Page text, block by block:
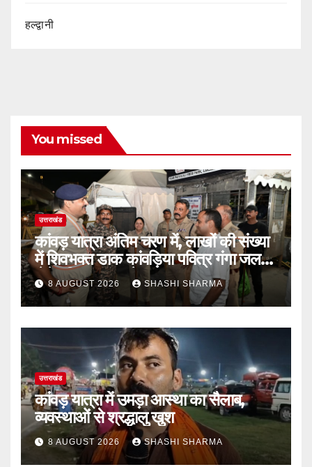
हल्द्वानी
You missed
उत्तराखंड
कांवड़ यात्रा अंतिम चरण में, लाखों की संख्या
में शिवभक्त डाक कांवड़िया पवित्र गंगा जल
लेने हरिद्वार पहुंच रहे
8 AUGUST 2026 SHASHI SHARMA
उत्तराखंड
कांवड़ यात्रा में उमड़ा आस्था का सैलाब,
व्यवस्थाओं से श्रद्धालु खुश
8 AUGUST 2026 SHASHI SHARMA